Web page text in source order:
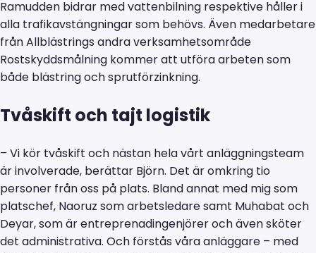
Ramudden bidrar med vattenbilning respektive håller i
alla trafikavstängningar som behövs. Även medarbetare
från Allblästrings andra verksamhetsområde
Rostskyddsmålning kommer att utföra arbeten som
både blästring och sprutförzinkning.
Tvåskift och tajt logistik
– Vi kör tvåskift och nästan hela vårt anläggningsteam
är involverade, berättar Björn. Det är omkring tio
personer från oss på plats. Bland annat med mig som
platschef, Naoruz som arbetsledare samt Muhabat och
Deyar, som är entreprenadingenjörer och även sköter
det administrativa. Och förstås våra anläggare – med